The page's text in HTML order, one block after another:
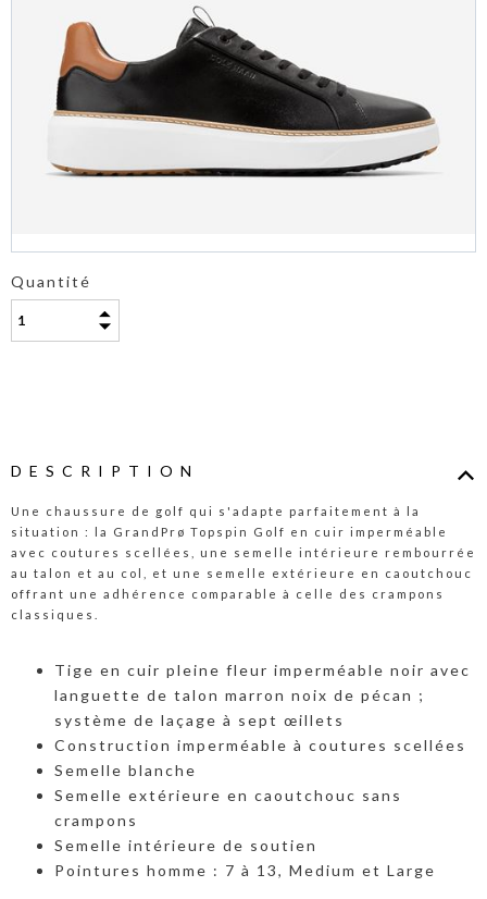
Quantité
DESCRIPTION
Une chaussure de golf qui s'adapte parfaitement à la
situation : la GrandPrø Topspin Golf en cuir imperméable
avec coutures scellées, une semelle intérieure rembourrée
au talon et au col, et une semelle extérieure en caoutchouc
offrant une adhérence comparable à celle des crampons
classiques.
Tige en cuir pleine fleur imperméable noir avec
languette de talon marron noix de pécan ;
système de laçage à sept œillets
Construction imperméable à coutures scellées
Semelle blanche
Semelle extérieure en caoutchouc sans
crampons
Semelle intérieure de soutien
Pointures homme : 7 à 13, Medium et Large